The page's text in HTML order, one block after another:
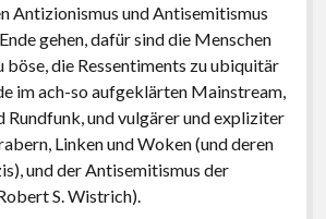
Antizionismus und Antisemitismus
gehen, dafür sind die Menschen
böse, die Ressentiments zu ubiquitär
im ach-so aufgeklärten Mainstream,
Rundfunk, und vulgärer und expliziter
Linken und Woken (und deren
und der Antisemitismus der
S. Wistrich).